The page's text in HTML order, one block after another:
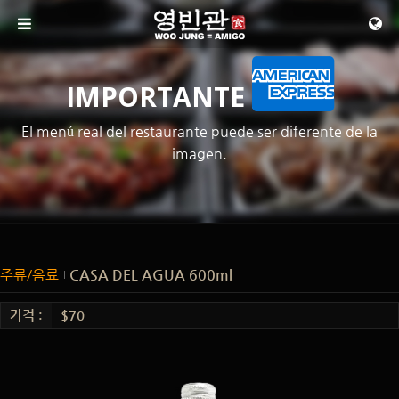
메뉴 건너뛰기
IMPORTANTE
El menú real del restaurante puede ser diferente de la
imagen.
주류/음료 CASA DEL AGUA 600ml
가격 : $70